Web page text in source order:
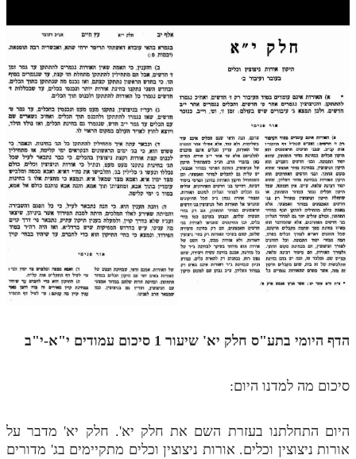
חלק טו
חלק ט"ז
בית שער הכוונות
שידור חי
הזמן סט תע"ס
ספרים להורדה
תלמוד עשר הספירות חלק א
הדף היומי בתע"ס חלק יא' שיעור 1 סיכום עמודים י"א-י"ב
סיכום מה למדנו היום:
היום התחלתנו בעזרת השם את חלק יא'. חלק יא' מדבר על
אורות ניצוצין וכלים. אורות ניצוצין וכלים מתקיימים בג' מדורים